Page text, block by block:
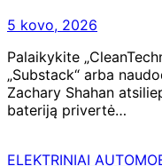
5 kovo, 2026
Palaikykite
„Substack“ arba
Zachary Shahan
bateriją privertė…
ELEKTRINIAI